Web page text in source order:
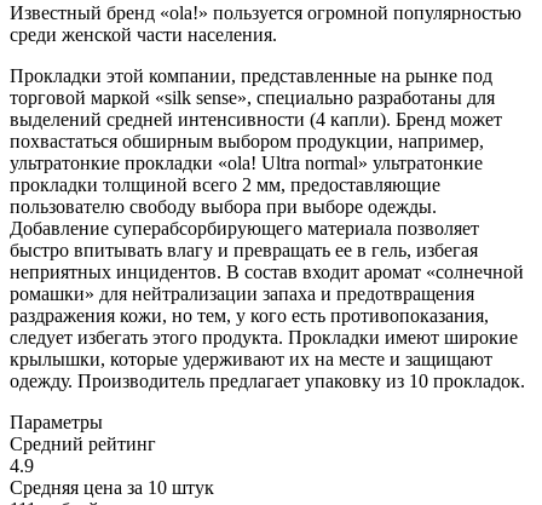
Известный бренд «ola!» пользуется огромной популярностью
среди женской части населения.
Прокладки этой компании, представленные на рынке под
торговой маркой «silk sense», специально разработаны для
выделений средней интенсивности (4 капли). Бренд может
похвастаться обширным выбором продукции, например,
ультратонкие прокладки «ola! Ultra normal» ультратонкие
прокладки толщиной всего 2 мм, предоставляющие
пользователю свободу выбора при выборе одежды.
Добавление суперабсорбирующего материала позволяет
быстро впитывать влагу и превращать ее в гель, избегая
неприятных инцидентов. В состав входит аромат «солнечной
ромашки» для нейтрализации запаха и предотвращения
раздражения кожи, но тем, у кого есть противопоказания,
следует избегать этого продукта. Прокладки имеют широкие
крылышки, которые удерживают их на месте и защищают
одежду. Производитель предлагает упаковку из 10 прокладок.
Параметры
Средний рейтинг
4.9
Средняя цена за 10 штук